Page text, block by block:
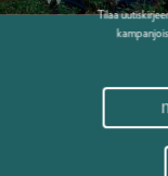
Tilaa